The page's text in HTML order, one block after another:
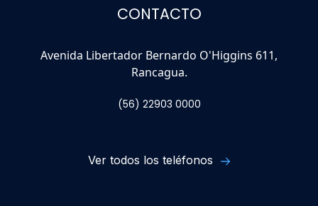
CONTACTO
Avenida Libertador Bernardo O'Higgins 611,
Rancagua.
(56) 22903 0000
Ver todos los teléfonos